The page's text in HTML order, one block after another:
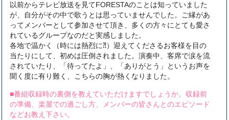
以前からテレビ放送を見てFORESTAのことは知っていました
が、自分がその中で歌うとは思っていませんでした。ご縁があ
ってメンバーとして参加させて頂き、多くの方々にとても愛さ
れているグループなのだと実感しました。
各地で温かく（時には熱烈に⁈）迎えてくださるお客様を目の
当たりにして、初めは圧倒されました。演奏中、客席で涙を流
されていたり、「待ってたよ」、「ありがとう」というお声を
聞く度に有り難く、こちらの胸が熱くなりました。
■番組収録時の裏側を教えていただけますでしょうか。収録前
の準備、楽屋での過ごし方、メンバーの皆さんとのエピソード
などお教え下さい。